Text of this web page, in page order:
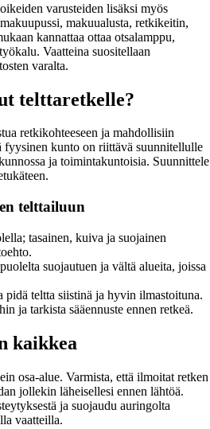
varusteiden lisäksi myös
makuualusta, retkikeitin,
kannattaa ottaa otsalamppu,
Vaatteina suositellaan
varalta.
telttaretkelle?
retkikohteeseen ja mahdollisiin
fyysinen kunto on riittävä suunnitellulle
ja toimintakuntoisia. Suunnittele
telttailuun
tasainen, kuiva ja suojainen
suojautuen ja vältä alueita, joissa
pidä teltta siistinä ja hyvin ilmastoituna.
ja tarkista sääennuste ennen retkeä.
kaikkea
osa-alue. Varmista, että ilmoitat retken
jollekin läheisellesi ennen lähtöä.
ja suojaudu auringolta
vaatteilla.